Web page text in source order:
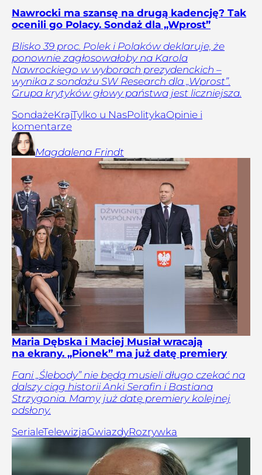
Nawrocki ma szansę na drugą kadencję? Tak
ocenili go Polacy. Sondaż dla „Wprost”
Blisko 39 proc. Polek i Polaków deklaruje, że
ponownie zagłosowałoby na Karola
Nawrockiego w wyborach prezydenckich –
wynika z sondażu SW Research dla „Wprost”.
Grupa krytyków głowy państwa jest liczniejsza.
SondażeKrajTylko u NasPolitykaOpinie i
komentarze
Magdalena Frindt
Maria Dębska i Maciej Musiał wracają
na ekrany. „Pionek” ma już datę premiery
Fani „Ślebody” nie będą musieli długo czekać na
dalszy ciąg historii Anki Serafin i Bastiana
Strzygonia. Mamy już datę premiery kolejnej
odsłony.
SerialeTelewizjaGwiazdyRozrywka